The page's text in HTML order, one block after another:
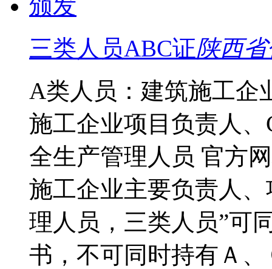
三类人员ABC证陕西
A类人员：建筑施工企
施工企业项目负责人
全生产管理人员 官方
施工企业主要负责人
理人员，三类人员”可
书，不可同时持有Ａ